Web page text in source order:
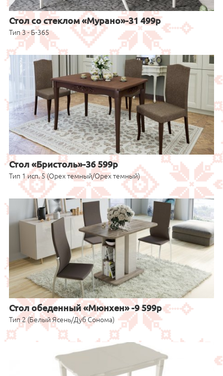
Стол со стеклом «Мурано»-31 499р
Тип 3 - Б-365
Стол «Бристоль»-36 599р
Тип 1 исп. 5 (Орех темный/Орех темный)
Стол обеденный «Мюнхен» -9 599р
Тип 2 (Белый Ясень/Дуб Сонома)